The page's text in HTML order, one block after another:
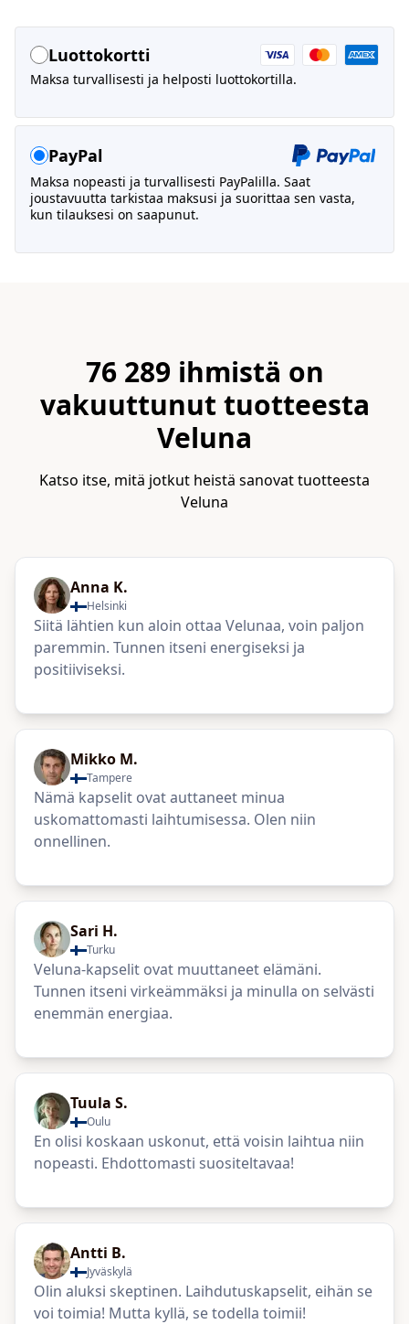
Luottokortti
Maksa turvallisesti ja helposti luottokortilla.
PayPal
Maksa nopeasti ja turvallisesti PayPalilla. Saat
joustavuutta tarkistaa maksusi ja suorittaa sen vasta,
kun tilauksesi on saapunut.
76 289 ihmistä on
vakuuttunut tuotteesta
Veluna
Katso itse, mitä jotkut heistä sanovat tuotteesta
Veluna
Anna K.
Helsinki
Siitä lähtien kun aloin ottaa Velunaa, voin paljon
paremmin. Tunnen itseni energiseksi ja
positiiviseksi.
Mikko M.
Tampere
Nämä kapselit ovat auttaneet minua
uskomattomasti laihtumisessa. Olen niin
onnellinen.
Sari H.
Turku
Veluna-kapselit ovat muuttaneet elämäni.
Tunnen itseni virkeämmäksi ja minulla on selvästi
enemmän energiaa.
Tuula S.
Oulu
En olisi koskaan uskonut, että voisin laihtua niin
nopeasti. Ehdottomasti suositeltavaa!
Antti B.
Jyväskylä
Olin aluksi skeptinen. Laihdutuskapselit, eihän se
voi toimia! Mutta kyllä, se todella toimii!